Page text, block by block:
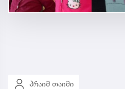
პრაიმ თაიმი